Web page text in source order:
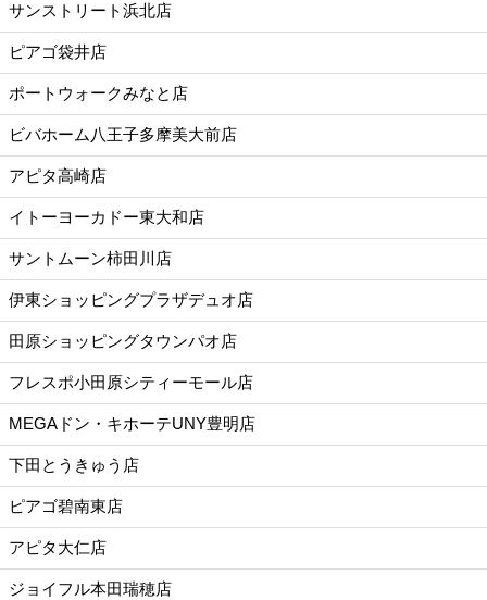
サンストリート浜北店
ピアゴ袋井店
ポートウォークみなと店
ビバホーム八王子多摩美大前店
アピタ高崎店
イトーヨーカドー東大和店
サントムーン柿田川店
伊東ショッピングプラザデュオ店
田原ショッピングタウンパオ店
フレスポ小田原シティーモール店
MEGAドン・キホーテUNY豊明店
下田とうきゅう店
ピアゴ碧南東店
アピタ大仁店
ジョイフル本田瑞穂店